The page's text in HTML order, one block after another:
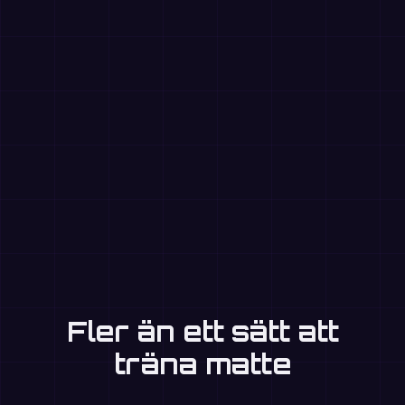
Fler än ett sätt att
träna matte